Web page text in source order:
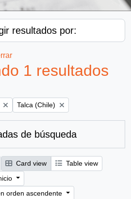
resultados por:
1 resultados
Remove filter:
Talca (Chile)
de búsqueda
Card view
Table view
orden ascendente